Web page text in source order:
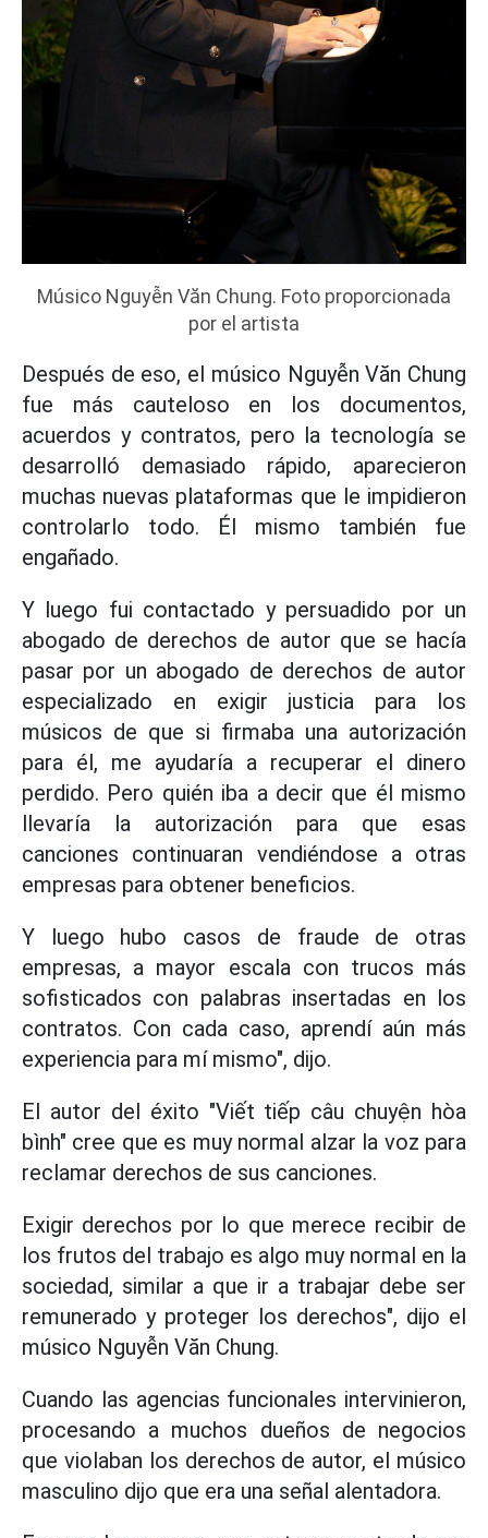
Músico Nguyễn Văn Chung. Foto proporcionada
por el artista
Después de eso, el músico Nguyễn Văn Chung
fue más cauteloso en los documentos,
acuerdos y contratos, pero la tecnología se
desarrolló demasiado rápido, aparecieron
muchas nuevas plataformas que le impidieron
controlarlo todo. Él mismo también fue
engañado.
Y luego fui contactado y persuadido por un
abogado de derechos de autor que se hacía
pasar por un abogado de derechos de autor
especializado en exigir justicia para los
músicos de que si firmaba una autorización
para él, me ayudaría a recuperar el dinero
perdido. Pero quién iba a decir que él mismo
llevaría la autorización para que esas
canciones continuaran vendiéndose a otras
empresas para obtener beneficios.
Y luego hubo casos de fraude de otras
empresas, a mayor escala con trucos más
sofisticados con palabras insertadas en los
contratos. Con cada caso, aprendí aún más
experiencia para mí mismo", dijo.
El autor del éxito "Viết tiếp câu chuyện hòa
bình" cree que es muy normal alzar la voz para
reclamar derechos de sus canciones.
Exigir derechos por lo que merece recibir de
los frutos del trabajo es algo muy normal en la
sociedad, similar a que ir a trabajar debe ser
remunerado y proteger los derechos", dijo el
músico Nguyễn Văn Chung.
Cuando las agencias funcionales intervinieron,
procesando a muchos dueños de negocios
que violaban los derechos de autor, el músico
masculino dijo que era una señal alentadora.